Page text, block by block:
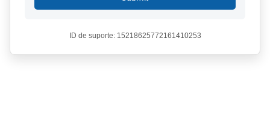
ID de suporte: 15218625772161410253